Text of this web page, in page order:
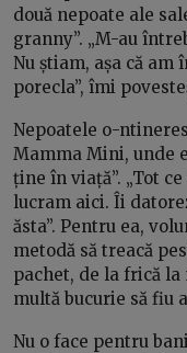
două nepoate ale
granny”. „M-au
Nu știam, așa că am
porecla”, îmi
Nepoatele o-
Mamma Mini, unde
ține în viață”. „Tot
lucram aici. Îi
ăsta”. Pentru ea,
metodă să treacă
pachet, de la frică la
multă bucurie să fiu
Nu o face pentru